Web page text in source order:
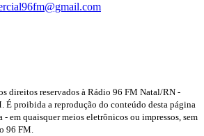
direitos reservados à Rádio 96 FM Natal/RN -
É proibida a reprodução do conteúdo desta página
- em quaisquer meios eletrônicos ou impressos, sem
96 FM.